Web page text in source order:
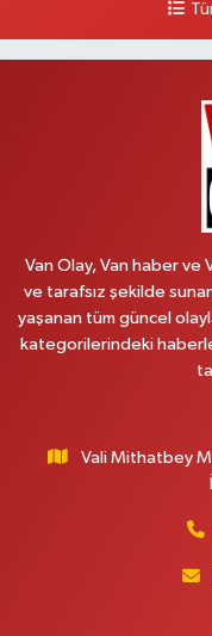
HEKİM HASTANESİ ACİL
MAHMUDİYE
0 (531) 621 69 65
Onay Eczanesi
Yenı Derman
Akdamar Hastanesi Acil
Van Olay, Van haber ve
ve tarafsız şekilde
yaşanan tüm güncel
kategorilerindeki
Vali Mithatbey